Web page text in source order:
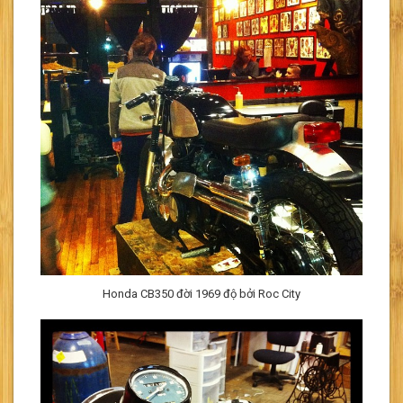
Honda CB350 đời 1969 độ bởi Roc City